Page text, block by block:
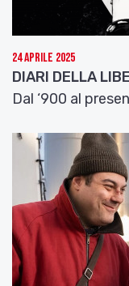
24 Aprile 2025
DIARI DELLA
Dal ‘900 al